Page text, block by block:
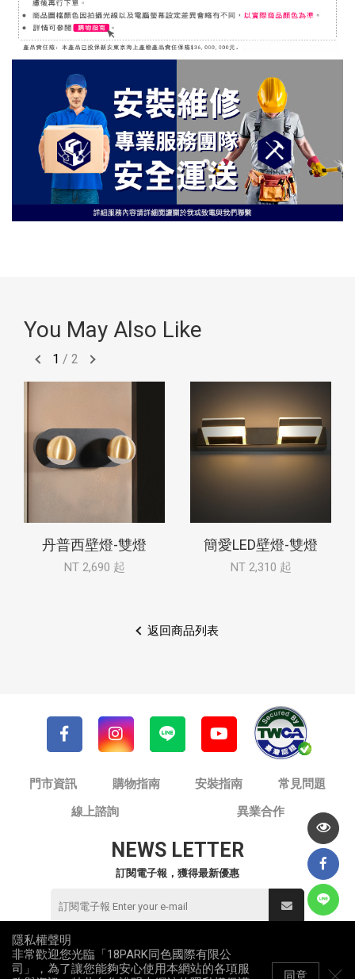
You May Also Like
1 / 2
丹普西壁燈-雙燈
NT 2,690 起
簡愛LED壁燈-雙燈
NT 2,310 起
返回商品列表
門市資訊 購物指南 安裝指南
常見問題
線上諮詢
異業合作
NEWS LETTER
訂閱電子報，獲得最新優惠
© 同色國際有限公司 / 18PARK流行燈飾傢飾
統一編號：82953912
隱私權聲明
非常歡迎您光臨「18PARK同色國際有限公
司」，為了讓您能夠安心使用本網站的各項服
同意